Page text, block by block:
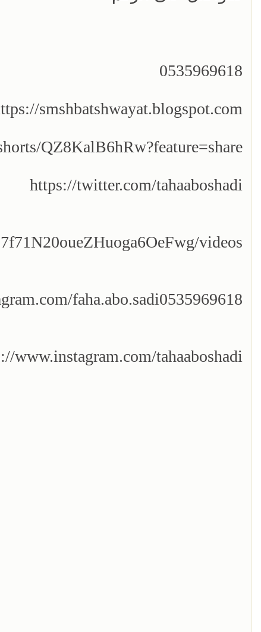
0535969618
smshbatshwayat.blogspot.com/
QZ8KalB6hRw?feature=share
https://twitter.com/tahaaboshadi
videos
faha.abo.sadi0535969618/
www.instagram.com/tahaaboshadi